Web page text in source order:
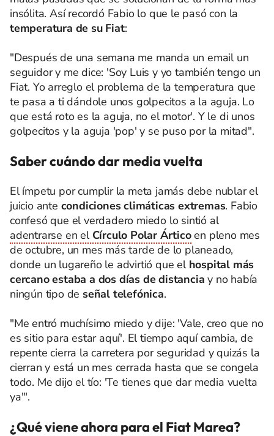
insólita. Así recordó Fabio lo que le pasó con la
temperatura de su Fiat:
"Después de una semana me manda un email un
seguidor y me dice: 'Soy Luis y yo también tengo un
Fiat. Yo arreglo el problema de la temperatura que
te pasa a ti dándole unos golpecitos a la aguja. Lo
que está roto es la aguja, no el motor'. Y le di unos
golpecitos y la aguja 'pop' y se puso por la mitad".
Saber cuándo dar media vuelta
El ímpetu por cumplir la meta jamás debe nublar el
juicio ante condiciones climáticas extremas. Fabio
confesó que el verdadero miedo lo sintió al
adentrarse en el Círculo Polar Árticoen pleno mes
de octubre, un mes más tarde de lo planeado,
donde un lugareño le advirtió que el hospital más
cercano estaba a dos días de distancia y no había
ningún tipo de señal telefónica.
"Me entró muchísimo miedo y dije: 'Vale, creo que no
es sitio para estar aquí'. El tiempo aquí cambia, de
repente cierra la carretera por seguridad y quizás la
cierran y está un mes cerrada hasta que se congela
todo. Me dijo el tío: 'Te tienes que dar media vuelta
ya'".
¿Qué viene ahora para el Fiat Marea?